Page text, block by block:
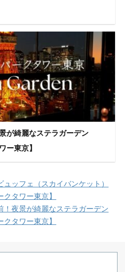
が綺麗なステラガーデン
ー東京】
ッフェ（スカイバンケット）
クタワー東京】
！夜景が綺麗なステラガーデン
クタワー東京】